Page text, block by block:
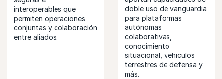
interoperables que
permiten operaciones
conjuntas y colaboración
entre aliados.
doble uso de vanguardia
para plataformas
autónomas
colaborativas,
conocimiento
situacional, vehículos
terrestres de defensa y
más.